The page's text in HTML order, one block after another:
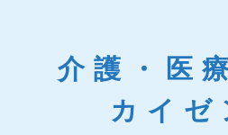
介護・医
カイゼ